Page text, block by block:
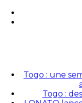
Togo : une
Togo :